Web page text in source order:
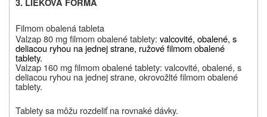
Filmom obalená tableta
Valzap 80 mg filmom obalené tablety: valcovité, obalené, s
deliacou ryhou na jednej strane, ružové filmom obalené
tablety.
Valzap 160 mg filmom obalené tablety: valcovité, obalené, s
deliacou ryhou na jednej strane, okrovožlté filmom obalené
tablety.
Tablety sa môžu rozdeliť na rovnaké dávky.